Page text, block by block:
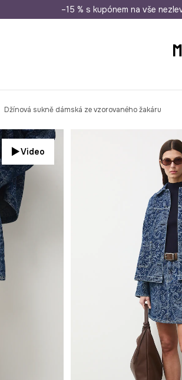
Doprava zdarma při nákupu nad 1 200 Kč
–15 % s kupónem na vše
Džínová sukně dámská ze vzorovaného žakáru
Video